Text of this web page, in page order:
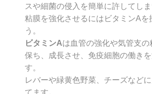
スや細菌の侵入を簡単に許してしま
粘膜を強化させるにはビタミンAを
う。
ビタミンAは血管の強化や気管支の
保ち、成長させ、免疫細胞の働き
す。
レバーや緑黄色野菜、チーズなど
てます。